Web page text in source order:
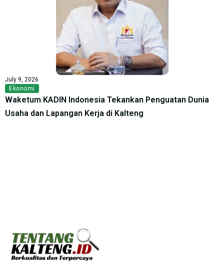
July 9, 2026
Ekonomi
Waketum KADIN Indonesia Tekankan Penguatan Dunia
Usaha dan Lapangan Kerja di Kalteng